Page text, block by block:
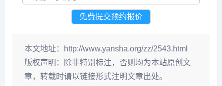
本文地址：
http://www.yansha.org/zz/2543.html
版权声明：
除非特别标注，否则均为本站原创文
章，转载时请以链接形式注明文章出处。